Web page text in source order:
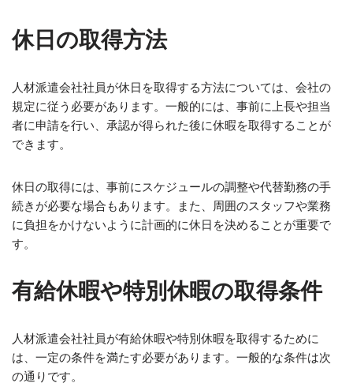
休日の取得方法
人材派遣会社社員が休日を取得する方法については、会社の
規定に従う必要があります。一般的には、事前に上長や担当
者に申請を行い、承認が得られた後に休暇を取得することが
できます。
休日の取得には、事前にスケジュールの調整や代替勤務の手
続きが必要な場合もあります。また、周囲のスタッフや業務
に負担をかけないように計画的に休日を決めることが重要で
す。
有給休暇や特別休暇の取得条件
人材派遣会社社員が有給休暇や特別休暇を取得するために
は、一定の条件を満たす必要があります。一般的な条件は次
の通りです。